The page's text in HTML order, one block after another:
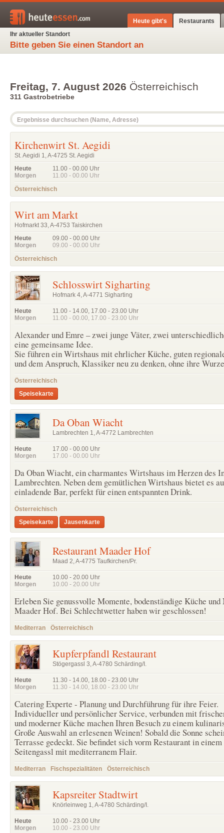
Restaurants
Heute gibt's
Ihr aktueller Standort
Bitte geben Sie einen Standort an
Freitag, 7. August 2026 Österreichisch
311 Gastrobetriebe
Kirchenwirt St. Aegidi
St. Aegidi 1, A-4725 St. Aegidi
Heute
Morgen
11.00 - 00.00 Uhr
11.00 - 00.00 Uhr
Österreichisch
Wirt am Markt
Hofmarkt 33, A-4753 Taiskirchen
Heute
Morgen
09.00 - 00.00 Uhr
09.00 - 00.00 Uhr
Österreichisch
Schlosswirt Sigharting
Hofmark 4, A-4771 Sigharting
Heute
Morgen
11.00 - 14.00, 17.00 - 23.00 Uhr
11.00 - 00.00, 17.00 - 23.00 Uhr
Alexander und Emre – zwei junge Väter, zwei
eine gemeinsame Idee.
Sie führen ein Wirtshaus mit ehrlicher Küche, guten
und dem Anspruch, Klassiker neu zu denken, ohne ihre
Österreichisch
Speisekarte
Da Oban Wiacht
Lambrechten 1, A-4772 Lambrechten
Heute
Morgen
17.00 - 00.00 Uhr
17.00 - 00.00 Uhr
Da Oban Wiacht, ein charmantes Wirtshaus im Herzen des
Lambrechten. Neben dem gemütlichen Wirtshaus bietet es
einladende Bar, perfekt für einen entspannten Drink.
Österreichisch
Speisekarte
Jausenkarte
Restaurant Maader Hof
Maad 2, A-4775 Taufkirchen/Pr.
Heute
Morgen
10.00 - 20.00 Uhr
10.00 - 20.00 Uhr
Erleben Sie genussvolle Momente, bodenständige Küche
Maader Hof. Bei Schlechtwetter haben wir geschlossen!
Mediterran Österreichisch
Kupferpfandl Restaurant
Stögergassl 3, A-4780 Schärding/I.
Heute
Morgen
11.30 - 14.00, 18.00 - 23.00 Uhr
11.30 - 14.00, 18.00 - 23.00 Uhr
Catering Experte - Planung und Durchführung für ihre Feier.
Individueller und persönlicher Service, verbunden mit
und moderner Küche machen Ihren Besuch zu einem
Große Auswahl an erlesenen Weinen! Sobald die Sonne
Terrasse gedeckt. Sie befindet sich vorm Restaurant in
Seitengassl mit mediterranem Flair.
Mediterran Fischspezialitäten Österreichisch
Kapsreiter Stadtwirt
Knörleinweg 1, A-4780 Schärding/I.
Heute
Morgen
10.00 - 23.00 Uhr
10.00 - 23.00 Uhr